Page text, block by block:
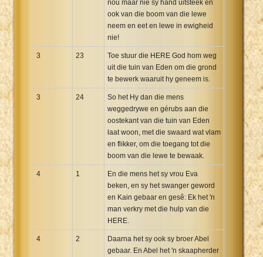
nou maar nie sy hand uitsteek en
ook van die boom van die lewe
neem en eet en lewe in ewigheid
nie!
3 23
Toe stuur die HERE God hom weg
uit die tuin van Eden om die grond
te bewerk waaruit hy geneem is.
3 24
So het Hy dan die mens
weggedrywe en gérubs aan die
oostekant van die tuin van Eden
laat woon, met die swaard wat vlam
en flikker, om die toegang tot die
boom van die lewe te bewaak.
4 1
En die mens het sy vrou Eva
beken, en sy het swanger geword
en Kain gebaar en gesê: Ek het 'n
man verkry met die hulp van die
HERE.
4 2
Daarna het sy ook sy broer Abel
gebaar. En Abel het 'n skaapherder